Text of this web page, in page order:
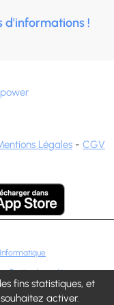
d'informations !
Légales - CGV
-Gestion des cookies
fins statistiques, et
activer.